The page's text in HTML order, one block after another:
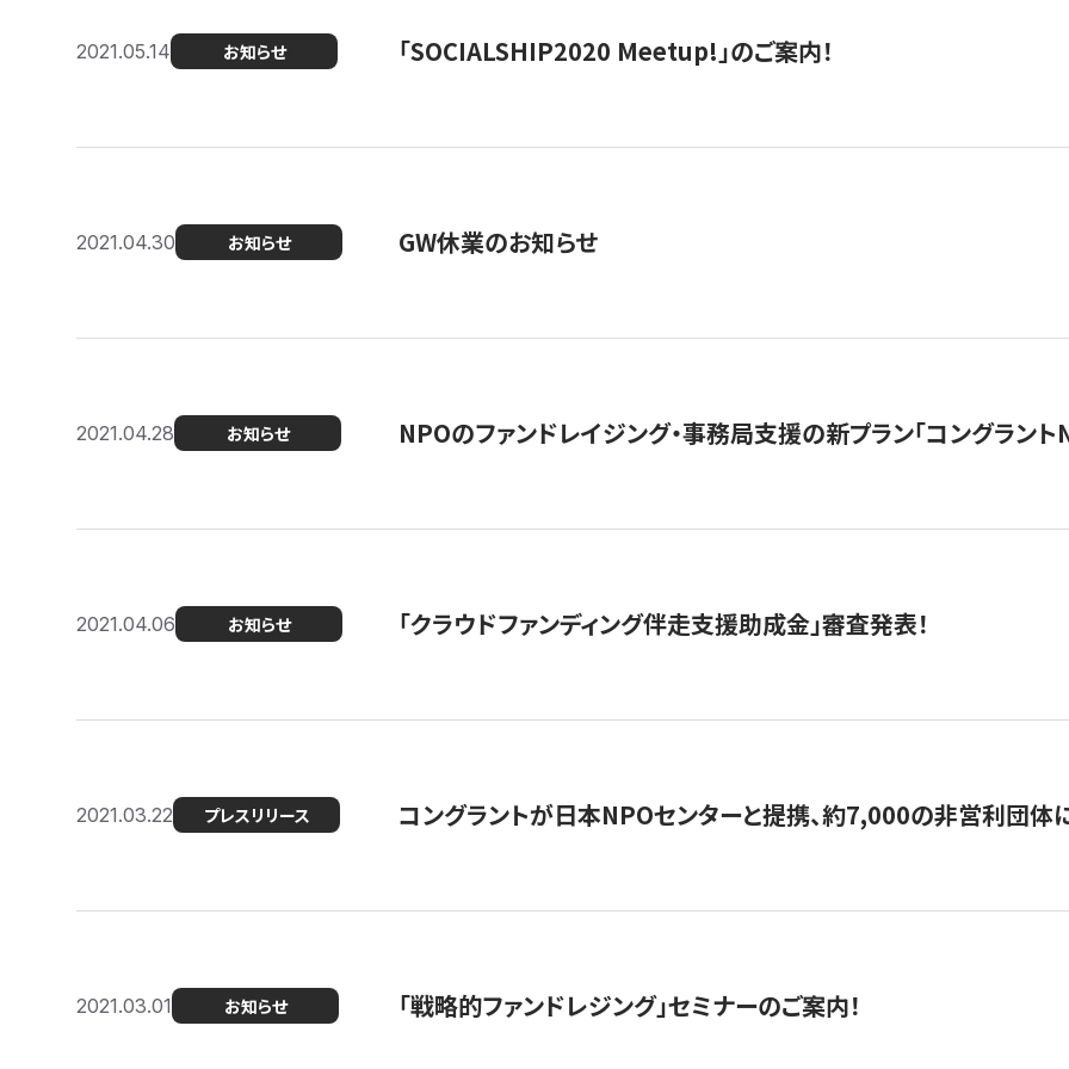
2021.05.14 お知らせ 「SOCIALSHIP2020 Meetup!」のご案内！
2021.04.30 お知らせ GW休業のお知らせ
2021.04.28 お知らせ NPOのファンドレイジング・事務局支援の新プラン「コングラント
2021.04.06 お知らせ 「クラウドファンディング伴走支援助成金」審査発表！
2021.03.22 プレスリリース コングラントが日本NPOセンターと提携、約7,000の非営利団体
2021.03.01 お知らせ 「戦略的ファンドレジング」セミナーのご案内！